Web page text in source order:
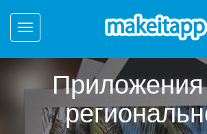
Toggle
navigation